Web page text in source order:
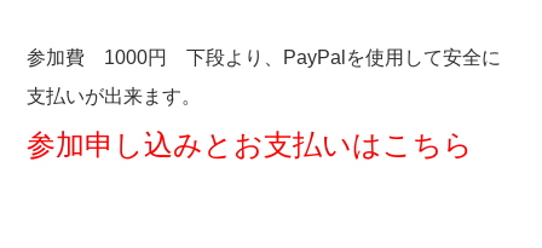
参加費 1000円 下段より、PayPalを使用して安全に
支払いが出来ます。
参加申し込みとお支払いはこちら